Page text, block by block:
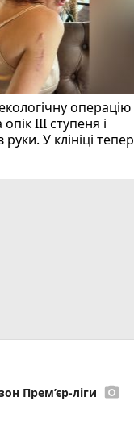
операцію
ІІІ ступеня і
руки. У клініці тепер
Прем’єр-ліги photo_camera